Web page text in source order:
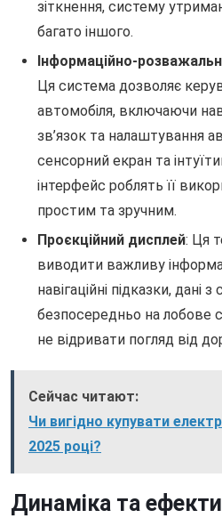
зіткнення, систему
багато іншого.
Інформаційно-
Ця система дозволяє
автомобіля, включаючи
зв’язок та налаштування
сенсорний екран та
інтерфейс роблять її
простим та зручним.
Проєкційний дисплей: Ця
виводити важливу
навігаційні підказки,
безпосередньо на лобове
не відривати погляд від
Сейчас читают:
Чи вигідно купувати
2025 році?
Динаміка та